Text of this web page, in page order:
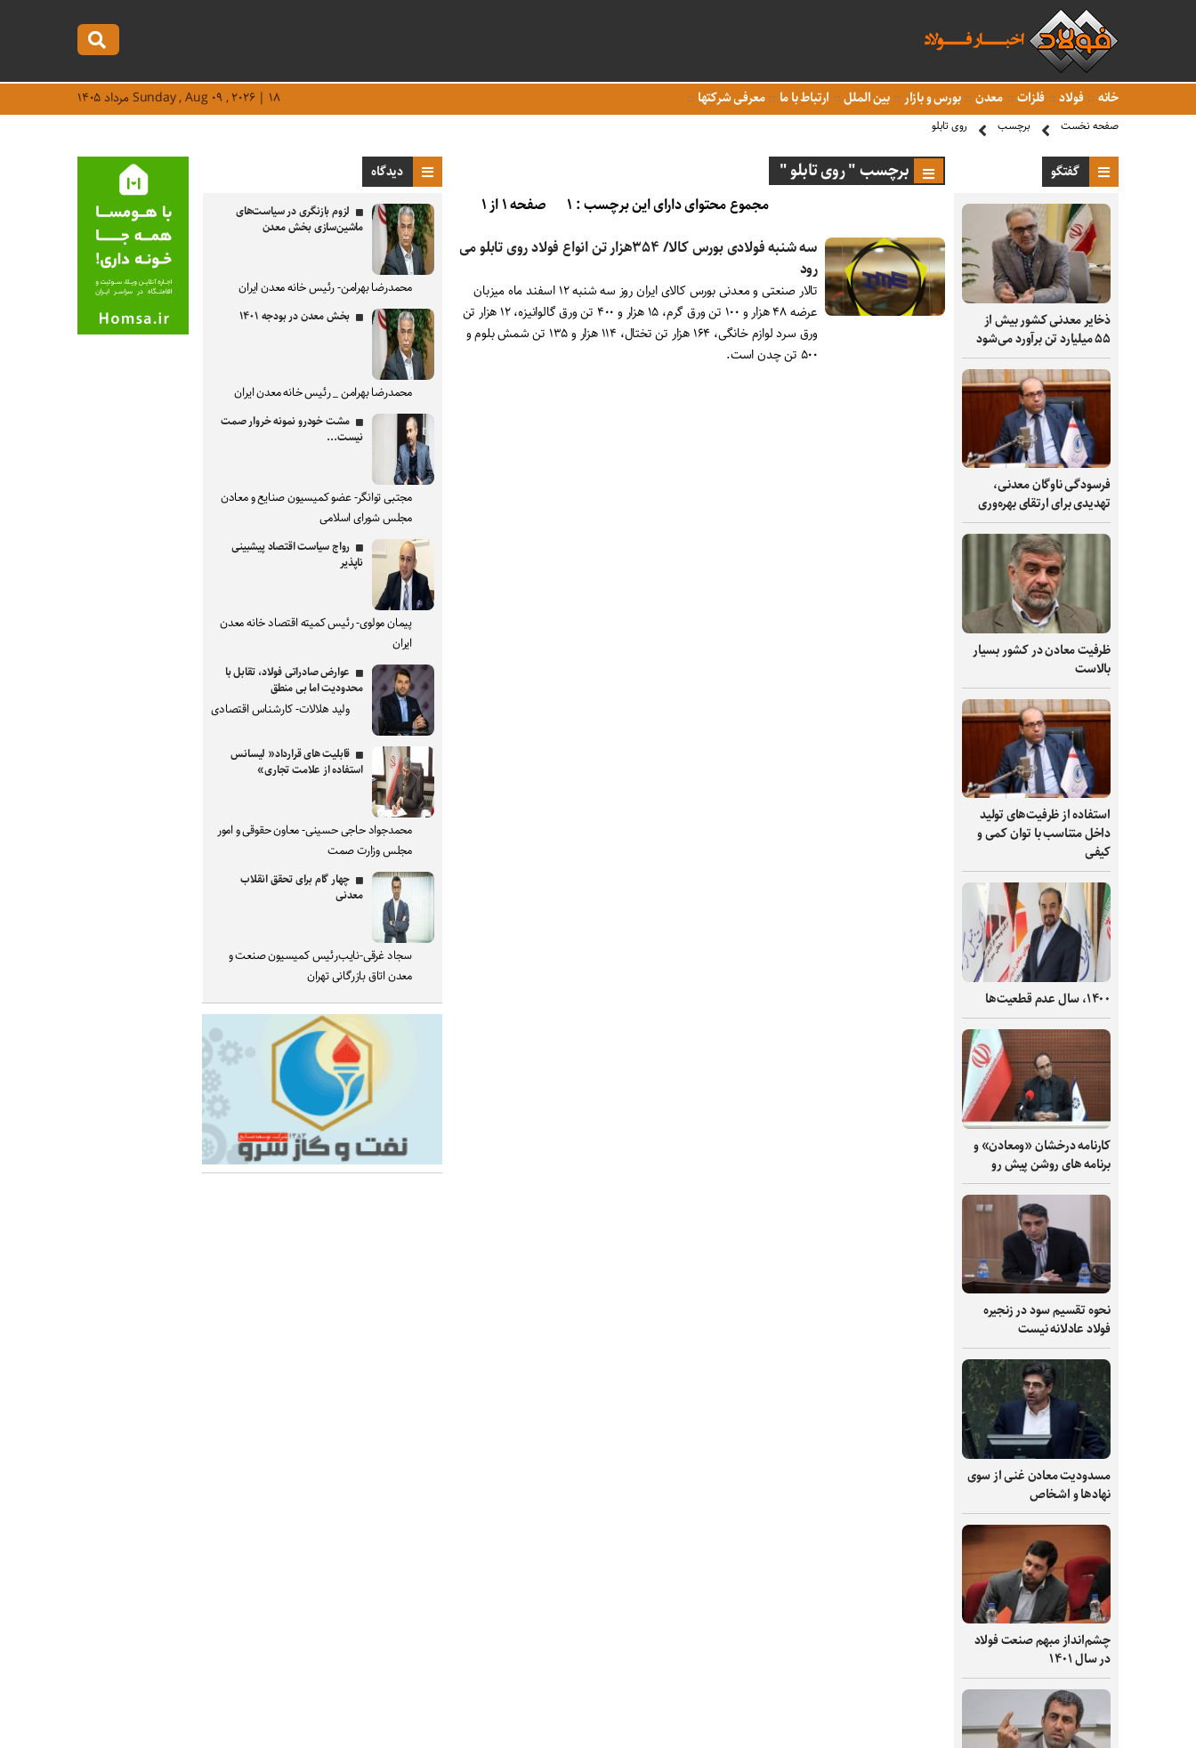
خانه فولاد فلزات معدن بورس و بازار بین الملل ارتباط با ما معرفی شرکتها Sunday , Aug ۰۹ , ۲۰۲۶ | ۱۸ مرداد ۱۴۰۵
صفحه نخست برچسب روی تابلو
گفتگو
ذخایر معدنی کشور بیش از
۵۵ میلیارد تن برآورد می‌شود
فرسودگی ناوگان معدنی،
تهدیدی برای ارتقای بهره‌وری
ظرفیت‌ معادن در کشور بسیار
بالاست
استفاده از ظرفیت‌های تولید
داخل متناسب با توان کمی و
کیفی
۱۴۰۰، سال عدم قطعیت‌ها
کارنامه درخشان «ومعادن» و
برنامه های روشن پیش رو
نحوه تقسیم سود در زنجیره
فولاد عادلانه نیست
مسدودیت معادن غنی از سوی
نهادها و اشخاص
چشم‌انداز مبهم صنعت فولاد
در سال ۱۴۰۱
برچسب " روی تابلو "
مجموع محتوای دارای این برچسب : ۱
صفحه ۱ از ۱
سه شنبه فولادی بورس کالا/ ۳۵۴هزار تن انواع فولاد روی تابلو می
رود
تالار صنعتی و معدنی بورس کالای ایران روز سه شنبه ۱۲ اسفند ماه میزبان
عرضه ۴۸ هزار و ۱۰۰ تن ورق گرم، ۱۵ هزار و ۴۰۰ تن ورق گالوانیزه، ۱۲ هزار تن
ورق سرد لوازم خانگی، ۱۶۴ هزار تن تختال، ۱۱۴ هزار و ۱۳۵ تن شمش بلوم و
۵۰۰ تن چدن است.
دیدگاه
لزوم بازنگری در سیاست‌های
ماشین‌سازی بخش معدن
محمدرضا بهرامن- رئیس خانه معدن ایران
بخش معدن در بودجه ۱۴۰۱
محمدرضا بهرامن _ رئیس خانه معدن ایران
مشت خودرو نمونه خروار صمت
نیست...
مجتبی توانگر- عضو کمیسیون صنایع و معادن
مجلس شورای اسلامی
رواج سیاست اقتصاد پیشبینی
ناپذیر
پیمان مولوی- رئیس کمیته اقتصاد خانه معدن
ایران
عوارض صادراتی فولاد، تقابل با
محدودیت اما بی منطق
ولید هلالات- کارشناس اقتصادی
قابلیت های قرارداد« لیسانس
استفاده از علامت تجاری»
محمدجواد حاجی حسینی- معاون حقوقی و امور
مجلس وزارت صمت
چهار گام برای تحقق انقلاب
معدنی
سجاد غرقی-نایب‌رئیس کمیسیون صنعت و
معدن اتاق بازرگانی تهران